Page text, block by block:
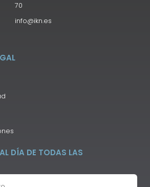
70
info@ikn.es
DÍA DE TODAS LAS